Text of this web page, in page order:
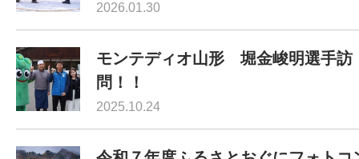
2026.01.30
モンテディオ山形 堀金峻明選手訪
問！！
2025.10.24